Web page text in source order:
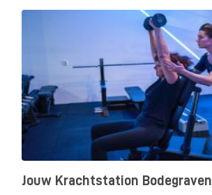
Jouw Krachtstation Bodegraven